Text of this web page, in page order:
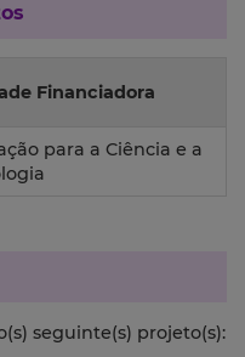
Financiadora
para a Ciência e a
seguinte(s) projeto(s):